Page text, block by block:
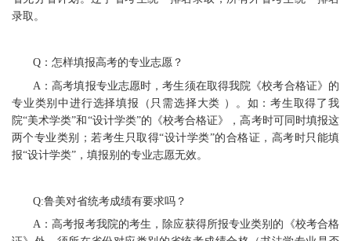
录取。
Q：怎样填报高考的专业志愿？
A：高考填报专业志愿时，考生须在取得我院《校考合格证》的
专业类别中进行选择填报（只需选择大类 ）。如：考生取得了我
院“美术学类”和“设计学类”的《校考合格证》，高考时可同时填报这
两个专业类别；若考生只取得“设计学类”的合格证，高考时只能填
报“设计学类”，填报别的专业志愿无效。
Q:鲁美对省统考成绩有要求吗？
A：高考报考我院的考生，除应获得所报专业类别的《校考合格